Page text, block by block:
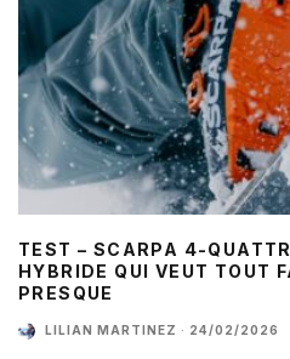
TEST – SCARPA 4-
HYBRIDE QUI VEUT TOUT
PRESQUE
LILIAN MARTINEZ · 24/02/2026